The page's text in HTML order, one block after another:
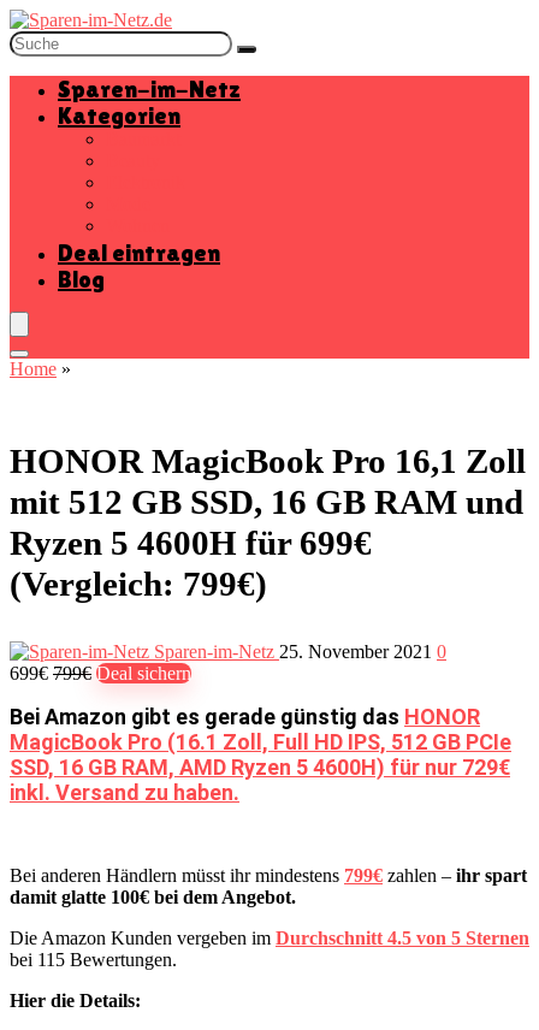
Sparen-im-Netz
Kategorien
Deal eintragen
Blog
Home »
HONOR MagicBook Pro 16,1 Zoll
mit 512 GB SSD, 16 GB RAM und
Ryzen 5 4600H für 699€
(Vergleich: 799€)
Sparen-im-Netz 25. November 2021 0
699€ 799€ Deal sichern
Bei Amazon gibt es gerade günstig das HONOR
MagicBook Pro (16.1 Zoll, Full HD IPS, 512 GB PCIe
SSD, 16 GB RAM, AMD Ryzen 5 4600H) für nur 729€
inkl. Versand zu haben.
Bei anderen Händlern müsst ihr mindestens 799€ zahlen – ihr spart
damit glatte 100€ bei dem Angebot.
Die Amazon Kunden vergeben im Durchschnitt 4.5 von 5 Sternen
bei 115 Bewertungen.
Hier die Details: